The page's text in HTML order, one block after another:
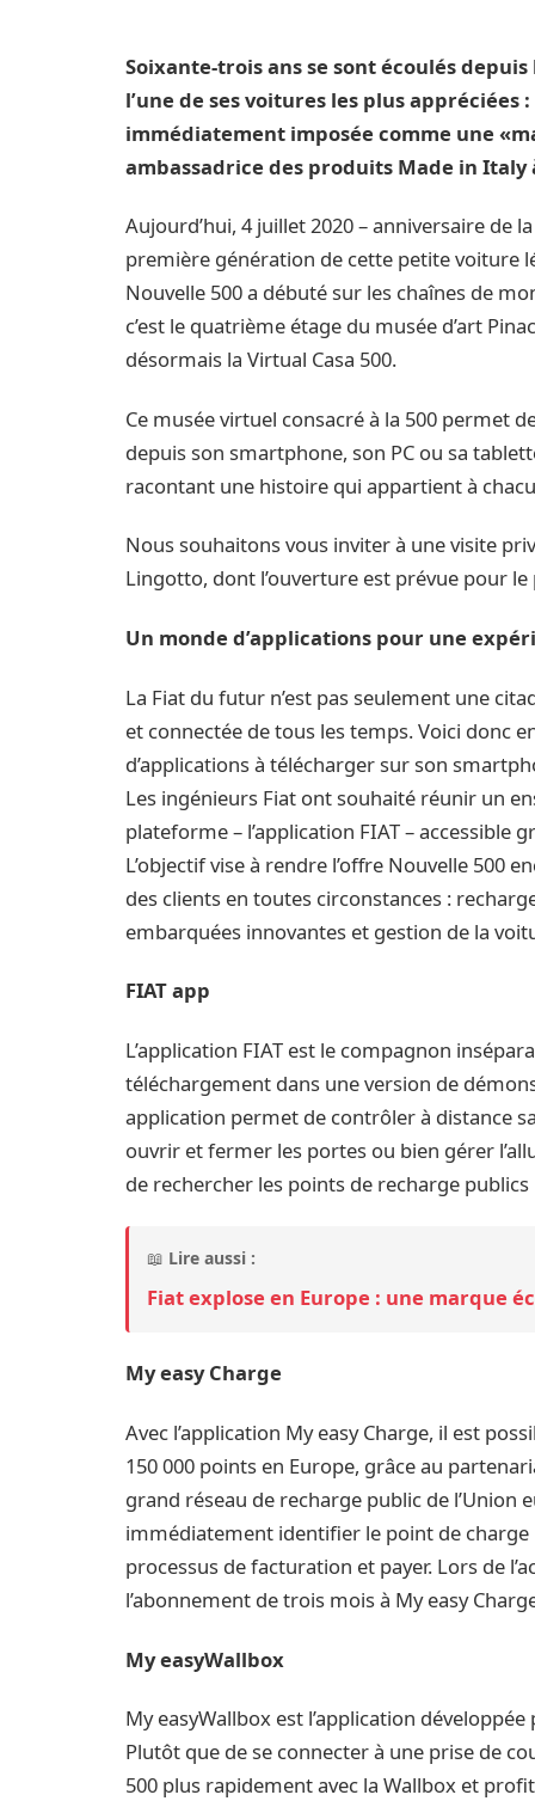
Soixante-trois ans se sont écoulés
l’une de ses voitures les plus appréciées
immédiatement imposée comme une
ambassadrice des produits Made in
Aujourd’hui, 4 juillet 2020 – anniversaire de
première génération de cette petite voiture
Nouvelle 500 a débuté sur les chaînes de
c’est le quatrième étage du musée d’art
désormais la Virtual Casa 500.
Ce musée virtuel consacré à la 500 permet
depuis son smartphone, son PC ou sa
racontant une histoire qui appartient à
Nous souhaitons vous inviter à une visite
Lingotto, dont l’ouverture est prévue pour
Un monde d’applications pour une
La Fiat du futur n’est pas seulement une
et connectée de tous les temps. Voici donc
d’applications à télécharger sur son
Les ingénieurs Fiat ont souhaité réunir un
plateforme – l’application FIAT – accessible
L’objectif vise à rendre l’offre Nouvelle 500
des clients en toutes circonstances :
embarquées innovantes et gestion de la
FIAT app
L’application FIAT est le compagnon
téléchargement dans une version de
application permet de contrôler à distance
ouvrir et fermer les portes ou bien gérer
de rechercher les points de recharge
📖 Lire aussi :
Fiat explose en Europe : une marque
My easy Charge
Avec l’application My easy Charge, il est
150 000 points en Europe, grâce au
grand réseau de recharge public de l’Union
immédiatement identifier le point de
processus de facturation et payer. Lors de
l’abonnement de trois mois à My easy
My easyWallbox
My easyWallbox est l’application
Plutôt que de se connecter à une prise de
500 plus rapidement avec la Wallbox et